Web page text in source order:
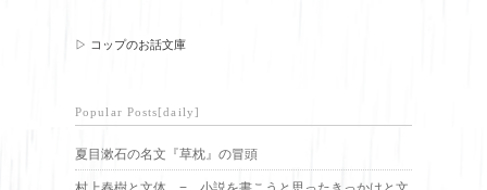
▷ コップのお話文庫
Popular Posts[daily]
夏目漱石の名文『草枕』の冒頭
村上春樹と文体 − 小説を書こうと思ったきっかけと文